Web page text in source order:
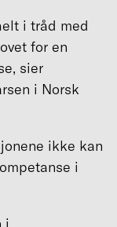
i tråd med
for en
sier
i Norsk
ikke kan
i